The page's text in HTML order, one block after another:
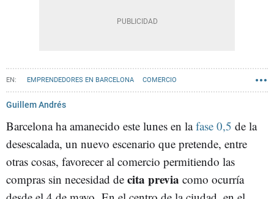
EMPRENDEDORES EN BARCELONA COMERCIO
GREMI DE RESTAURACIÓ
Guillem Andrés
Barcelona ha amanecido este lunes en lafase 0,5 de la
desescalada, un nuevo escenario que pretende, entre
otras cosas, favorecer al comercio permitiendo las
compras sin necesidad de cita previa como ocurría